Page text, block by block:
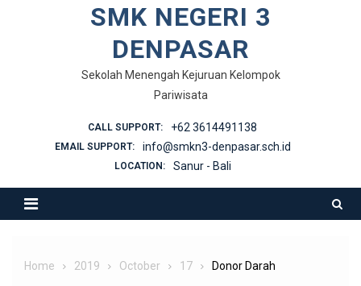
SMK NEGERI 3
DENPASAR
Sekolah Menengah Kejuruan Kelompok
Pariwisata
CALL SUPPORT: +62 3614491138
EMAIL SUPPORT: info@smkn3-denpasar.sch.id
LOCATION: Sanur - Bali
Home 2019 October 17 Donor Darah